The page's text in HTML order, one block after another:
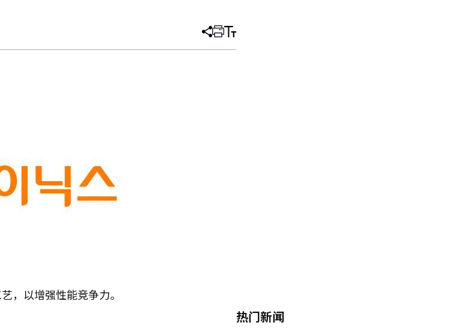
分
文
打 调
大
，以增强性能竞争力。
热门新闻